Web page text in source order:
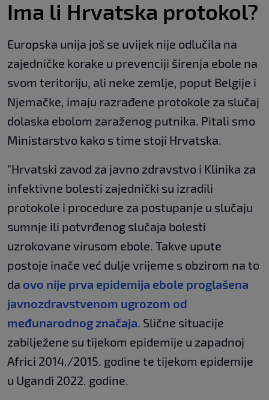
Ima li Hrvatska protokol?
Europska unija još se uvijek nije odlučila na
zajedničke korake u prevenciji širenja ebole na
svom teritoriju, ali neke zemlje, poput Belgije i
Njemačke, imaju razrađene protokole za slučaj
dolaska ebolom zaraženog putnika. Pitali smo
Ministarstvo kako s time stoji Hrvatska.
"Hrvatski zavod za javno zdravstvo i Klinika za
infektivne bolesti zajednički su izradili
protokole i procedure za postupanje u slučaju
sumnje ili potvrđenog slučaja bolesti
uzrokovane virusom ebole. Takve upute
postoje inače već dulje vrijeme s obzirom na to
da ovo nije prva epidemija ebole proglašena
javnozdravstvenom ugrozom od
međunarodnog značaja. Slične situacije
zabilježene su tijekom epidemije u zapadnoj
Africi 2014./2015. godine te tijekom epidemije
u Ugandi 2022. godine.